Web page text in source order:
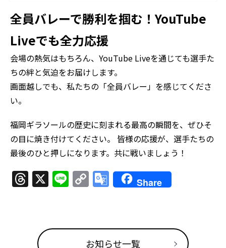
全員バレーで勝利を掴む！YouTube
Liveでも全力応援
会場の熱気はもちろん、YouTube Liveを通じても選手た
ちの絆と気迫をお届けします。
画面越しでも、私たちの「全員バレー」を感じてくださ
い。
福岡ギラソールの歴史に刻まれる最高の瞬間を、ぜひそ
の目に焼き付けてください。 皆様の応援が、選手たちの
最後のひと押しになります。共に戦いましょう！
Threads
X LineCopy
Link
Google
Translate
Share
お知らせ一覧